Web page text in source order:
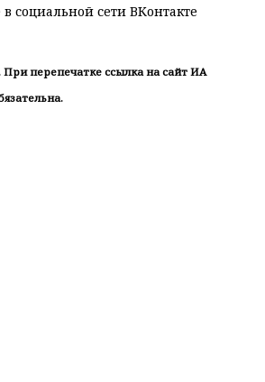
социальной сети ВКонтакте
перепечатке ссылка на сайт ИА